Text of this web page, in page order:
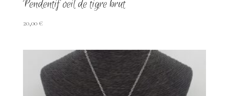
Pendentif oeil de tigre brut
20,00€